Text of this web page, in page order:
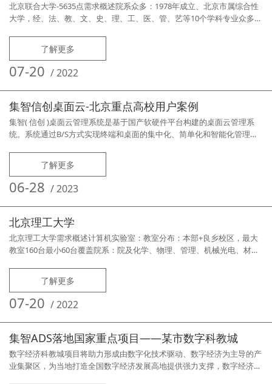
北京联合大学-5635点需求概述院系众多：1978年成立、北京市属综合性
大学，经、法、教、文、史、理、工、医、管、艺等10个学科专业众多：
多，每个院系机房维护老师2-3位专业众多：64个专业，单台终端系统切
换需要支持近50个操作系统设备众多：机房维护老师疲于奔命，网络庞
大、复杂完成效果方案应用产品集智ADS桌面云管理系统集中管
了解更多
07-20 /2022
集智信创桌面云-北京重点高校用户案例
集智( 信创 )桌面云管理系统是基于国产软硬件平台构建的桌面云管理系
统。系统通过B/S方式实现终端和桌面的集中化、简单化和智能化管理，
适配，同时兼容传统X86平台和Windows系统及应用，支持软硬件异构融
合管理，业界首创互联网远程部署，支持4G、5G移动互联网、Wi-Fi无线
网远程部署与管控。产品主要功能特点超强网络部署管理能力支持
了解更多
06-28 /2023
北京理工大学
北京理工大学需求概述计算机实验室：教室分布：本部+良乡校区，最大
教室160台最小60台覆盖院系：院及化学、物理、管理、机械光电、材
各校区间距离远、来回需要半天时间终端全使用硬件还原卡、接触不良，
开机拔插、停机停课进行维护、更新升级维护老师经常需要下班时间进行
维护工作自动修改终端机器名、终端IP考试系统平时隐藏、考试时放出网
络拓扑图完
了解更多
07-20 /2022
集智ADS落地国家重点项目——某市数字科教城
数字经济科教城项目将助力形成由数字化技术驱动、数字经济为主导的产
业集聚区，为当地打造全国数字经济发展高地提供强力支撑，数字经济科